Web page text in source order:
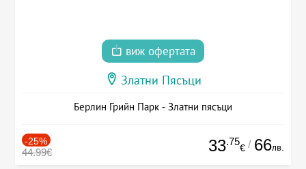
виж офертата
Златни Пясъци
Берлин Грийн Парк - Златни пясъци
-25%
44.99€ 33.75
€ / 66лв.